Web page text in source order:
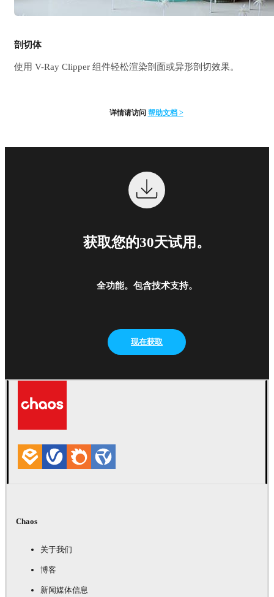
剖切体
使用 V-Ray Clipper 组件轻松渲染剖面或异形剖切效果。
详情请访问 帮助文档 >
获取您的30天试用。
全功能。包含技术支持。
现在获取
Chaos
关于我们
博客
新闻媒体信息